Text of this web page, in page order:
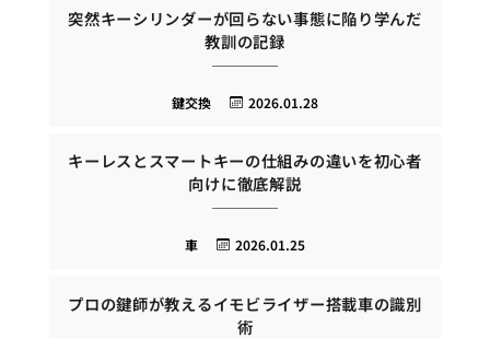
突然キーシリンダーが回らない事態に陥り学んだ
教訓の記録
2026.01.28
鍵交換
キーレスとスマートキーの仕組みの違いを初心者
向けに徹底解説
2026.01.25
車
プロの鍵師が教えるイモビライザー搭載車の識別
術